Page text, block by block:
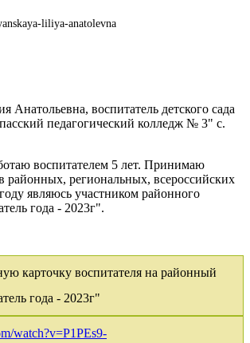
liliya-anatolevna
Анатольевна, воспитатель детского сада
педагогический колледж № 3" с.
воспитателем 5 лет. Принимаю
районных, региональных, всероссийских
являюсь участником районного
года - 2023г".
карточку воспитателя на районный
года - 2023г"
watch?v=P1PEs9-